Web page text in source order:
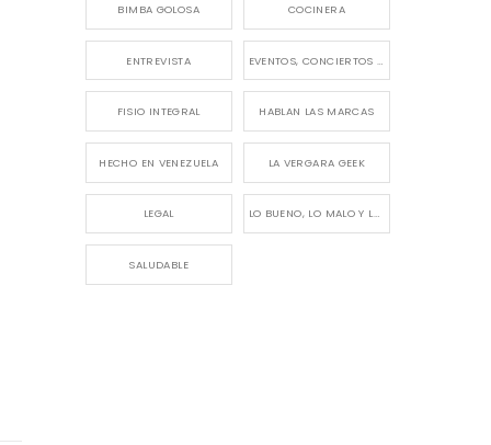
BIMBA GOLOSA COCINERA
ENTREVISTA
FISIO INTEGRAL HABLAN LAS MARCAS
HECHO EN VENEZUELA LA VERGARA GEEK
LEGAL LO BUENO, LO MALO Y LO FEO
SALUDABLE